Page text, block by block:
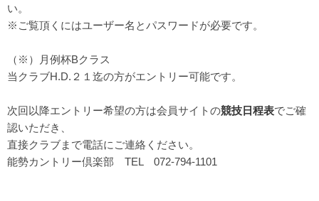
い。
※ご覧頂くにはユーザー名とパスワードが必要です。
（※）月例杯Bクラス
当クラブH.D.２１迄の方がエントリー可能です。
次回以降エントリー希望の方は会員サイトの競技日程表でご確
認いただき、
直接クラブまで電話にご連絡ください。
能勢カントリー倶楽部 TEL 072-794-1101